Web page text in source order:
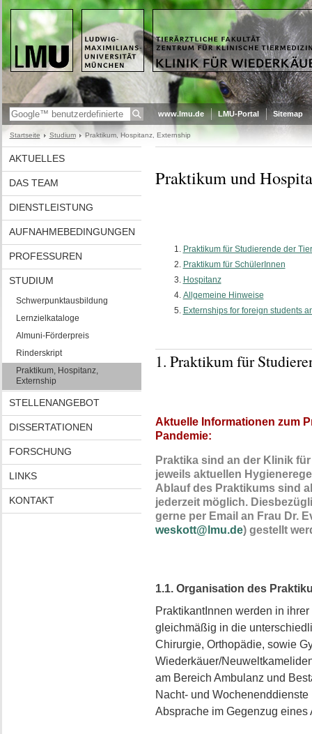
www.lmu.de LMU-Portal Sitemap
Startseite Studium Praktikum, Hospitanz, Externship
AKTUELLES
DAS TEAM
DIENSTLEISTUNG
AUFNAHMEBEDINGUNGEN
PROFESSUREN
STUDIUM
Schwerpunktausbildung
Lernzielkataloge
Almuni-Förderpreis
Rinderskript
Praktikum, Hospitanz,
Externship
STELLENANGEBOT
DISSERTATIONEN
FORSCHUNG
LINKS
KONTAKT
Praktikum und
Praktikum für Studierende der
Praktikum für SchülerInnen
Hospitanz
Allgemeine Hinweise
Externships for foreign students
1. Praktikum für
Aktuelle Informationen zum
Pandemie:
Praktika sind an der Klinik
jeweils aktuellen
Ablauf des Praktikums sind
jederzeit möglich.
gerne per Email an Frau Dr.
weskott@lmu.de) gestellt
1.1. Organisation des
PraktikantInnen werden in
gleichmäßig in die
Chirurgie, Orthopädie, sowie
Wiederkäuer/
am Bereich Ambulanz und
Nacht- und
Absprache im Gegenzug